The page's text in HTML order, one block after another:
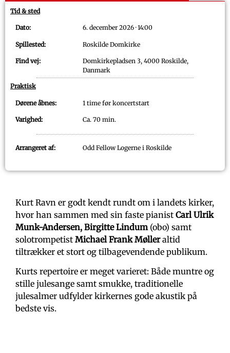
Kurt Ravn er godt kendt rundt om i landets kirker,
hvor han sammen med sin faste pianist Carl Ulrik
Munk-Andersen, Birgitte Lindum (obo) samt
solotrompetist Michael Frank Mølleraltid
tiltrækker et stort og tilbagevendende publikum.
Kurts repertoire er meget varieret: Både muntre og
stille julesange samt smukke, traditionelle
julesalmer udfylder kirkernes gode akustik på
bedste vis.
Tid & sted
Dato: 6. december 2026 · 14:00
Spillested: Roskilde Domkirke
Find vej:
Domkirkepladsen 3, 4000 Roskilde,
Danmark
Praktisk
Dørene åbnes: 1 time før koncertstart
Varighed: Ca. 70 min.
Arrangeret af: Odd Fellow Logerne i Roskilde